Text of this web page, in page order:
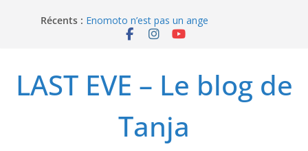
Récents : Enomoto n’est pas un ange
QUEEN BEE enflamme le Bataclan
LAST EVE – Le blog de
Tanja